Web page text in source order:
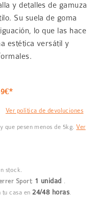
y detalles de gamuza
Su suela de goma
lo que las hace
estética versátil y
Ver política de devoluciones
que pesen menos de 5kg.Ver
stock.
Sport: 1 unidad .
tu casa en24/48 horas.